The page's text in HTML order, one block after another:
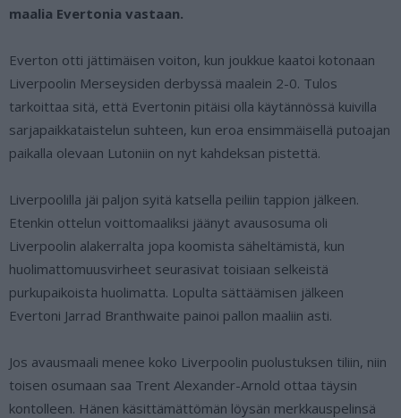
maalia Evertonia vastaan.
Everton otti jättimäisen voiton, kun joukkue kaatoi kotonaan
Liverpoolin Merseysiden derbyssä maalein 2-0. Tulos
tarkoittaa sitä, että Evertonin pitäisi olla käytännössä kuivilla
sarjapaikkataistelun suhteen, kun eroa ensimmäisellä putoajan
paikalla olevaan Lutoniin on nyt kahdeksan pistettä.
Liverpoolilla jäi paljon syitä katsella peiliin tappion jälkeen.
Etenkin ottelun voittomaaliksi jäänyt avausosuma oli
Liverpoolin alakerralta jopa koomista säheltämistä, kun
huolimattomuusvirheet seurasivat toisiaan selkeistä
purkupaikoista huolimatta. Lopulta sättäämisen jälkeen
Evertoni Jarrad Branthwaite painoi pallon maaliin asti.
Jos avausmaali menee koko Liverpoolin puolustuksen tiliin, niin
toisen osumaan saa Trent Alexander-Arnold ottaa täysin
kontolleen. Hänen käsittämättömän löysän merkkauspelinsä